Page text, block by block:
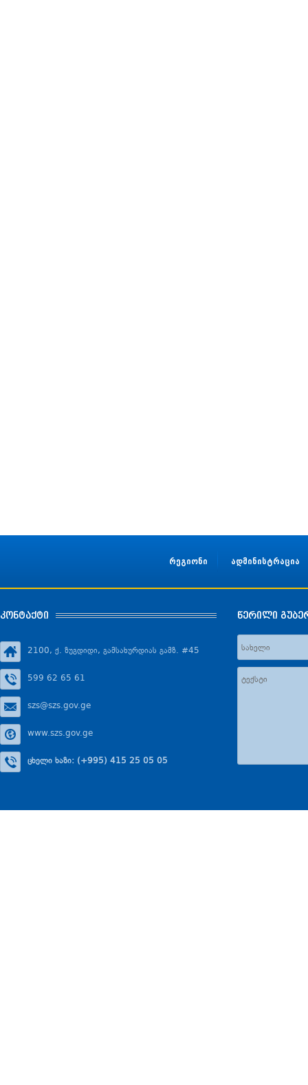
რეგიონი ადმინისტრაცია
კონტაქტი
2100, ქ. ზუგდიდი, გამსახურდიას გამზ. #45
599 62 65 61
szs@szs.gov.ge
www.szs.gov.ge
ცხელი ხაზი: (+995) 415 25 05 05
წერილი